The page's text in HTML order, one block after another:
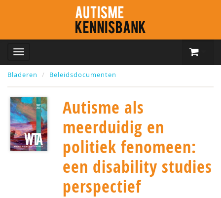
Bladeren Beleidsdocumenten
Autisme als
meerduidig en
politiek fenomeen:
een disability studies
perspectief